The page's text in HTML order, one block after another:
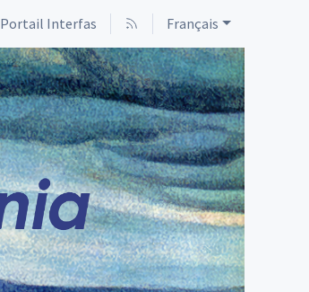
Portail Interfas Français